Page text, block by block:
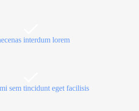
interdum lorem
sem tincidunt eget facilisis